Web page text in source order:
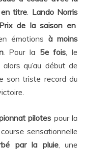
titre Lando Norris
de la saison en
émotions à moins
. Pour la 5e fois , le
alors qu’au début de
son triste record du
pilotes pour la
sensationnelle
par la pluie, une